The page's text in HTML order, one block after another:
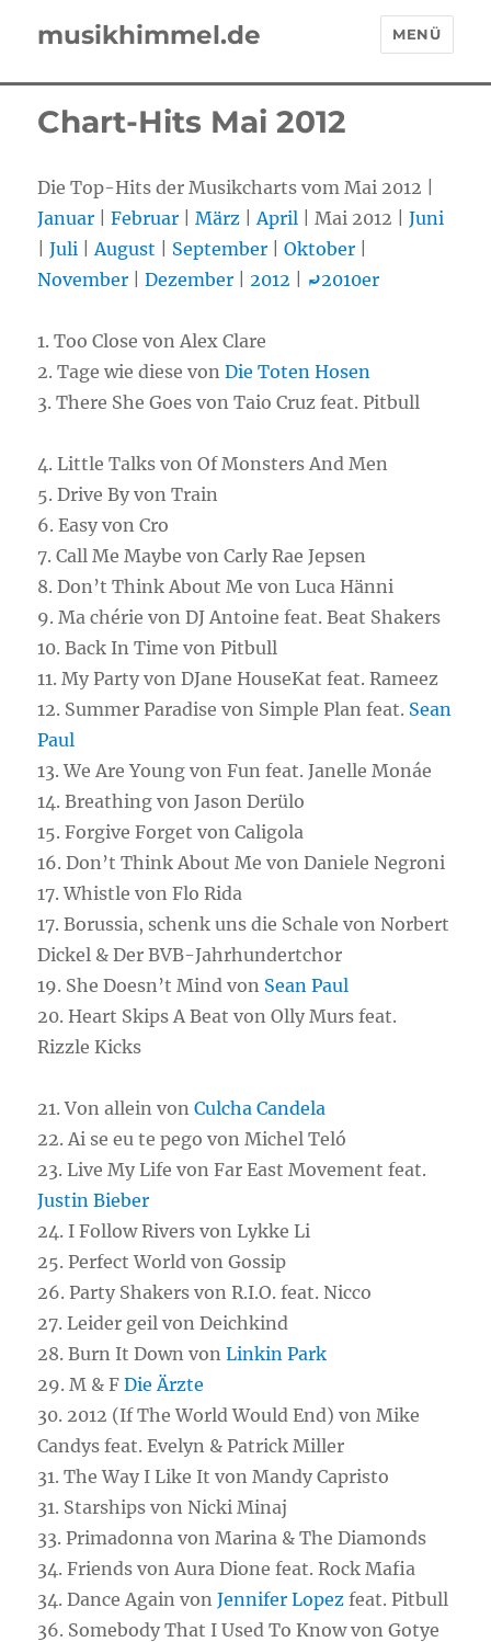
musikhimmel.de MENÜ
Chart-Hits Mai 2012
Die Top-Hits der Musikcharts vom Mai 2012 |
Januar |Februar |März |April | Mai 2012 |Juni
|Juli |August September |Oktober
November |Dezember |2012 ⤾2010er
1.Too Close von Alex Clare
2.Tage wie diese vonDie Toten Hosen
3.There She Goes von Taio Cruz feat. Pitbull
4.Little Talks von Of Monsters And Men
5.Drive By von Train
6.Easy von Cro
7. Call Me Maybe von Carly Rae Jepsen
8. Don’t Think About Me von Luca Hänni
9. Ma chérie von DJ Antoine feat. Beat Shakers
10. Back In Time von Pitbull
11. My Party von DJane HouseKat feat. Rameez
12. Summer Paradise von Simple Plan feat. Sean
Paul
13. We Are Young von Fun feat. Janelle Monáe
14. Breathing von Jason Derülo
15. Forgive Forget von Caligola
16. Don’t Think About Me von Daniele Negroni
17. Whistle von Flo Rida
17. Borussia, schenk uns die Schale von Norbert
Dickel & Der BVB-Jahrhundertchor
19. She Doesn’t Mind von Sean Paul
20. Heart Skips A Beat von Olly Murs feat.
Rizzle Kicks
21. Von allein vonCulcha Candela
22. Ai se eu te pego von Michel Teló
23. Live My Life von Far East Movement feat.
Justin Bieber
24. I Follow Rivers von Lykke Li
25. Perfect World von Gossip
26. Party Shakers von R.I.O. feat. Nicco
27. Leider geil von Deichkind
28. Burn It Down vonLinkin Park
29. M & FDie Ärzte
30. 2012 (If The World Would End) von Mike
Candys feat. Evelyn & Patrick Miller
31. The Way I Like It von Mandy Capristo
31. Starships von Nicki Minaj
33. Primadonna von Marina & The Diamonds
34. Friends von Aura Dione feat. Rock Mafia
34. Dance Again vonJennifer Lopez feat. Pitbull
36. Somebody That I Used To Know von Gotye